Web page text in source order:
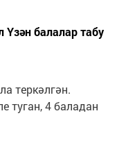
Үзән балалар табу
теркәлгән.
туган, 4 баладан